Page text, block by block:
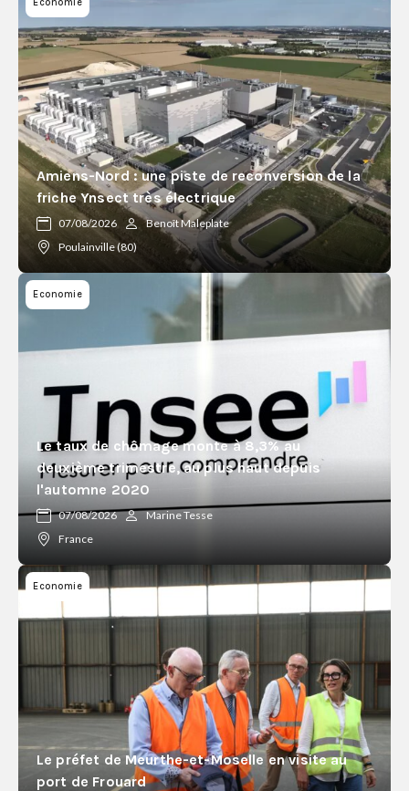
Amiens-Nord : une piste de reconversion de la
friche Ynsect très électrique
07/08/2026
Benoît Maleplate
Poulainville (80)
Economie
Le taux de chômage monte à 8,3% au
deuxième trimestre, au plus haut depuis
l'automne 2020
07/08/2026
Marine Tesse
France
Economie
Le préfet de Meurthe-et-Moselle en visite au
port de Frouard